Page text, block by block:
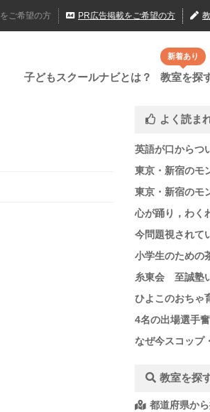
をご希望の方 PR広告掲載をご希望の方
子どもスクールナビとは？
新着あり
教室を探
よく読ま
英語が口からつ
東京・新宿のモ
東京・新宿のモ
心が踊り，わく
今問題視されて
小学生のための
糸東会 至誠塾
ひよこのおちゃ
4名の出場選手奮
なぜ今スコップ
教室を探
都道府県か